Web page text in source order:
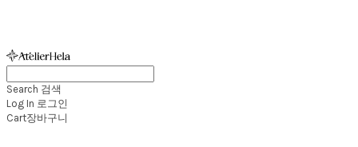
Search 검색
Log In 로그인
Cart장바구니